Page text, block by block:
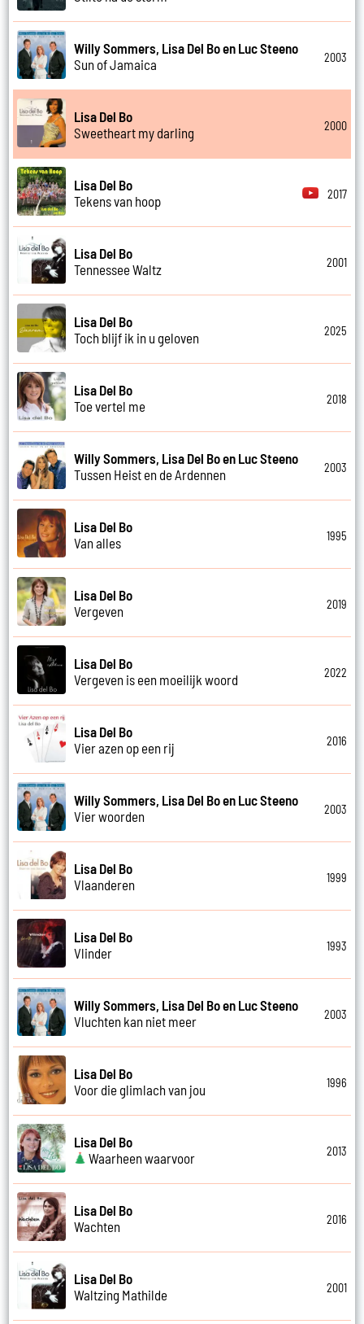
Willy Sommers, Lisa Del Bo en Luc Steeno
Sun of Jamaica
2003
Lisa Del Bo
Sweetheart my darling
2000
Lisa Del Bo
Tekens van hoop
2017
Lisa Del Bo
Tennessee Waltz
2001
Lisa Del Bo
Toch blijf ik in u geloven
2025
Lisa Del Bo
Toe vertel me
2018
Willy Sommers, Lisa Del Bo en Luc Steeno
Tussen Heist en de Ardennen
2003
Lisa Del Bo
Van alles
1995
Lisa Del Bo
Vergeven
2019
Lisa Del Bo
Vergeven is een moeilijk woord
2022
Lisa Del Bo
Vier azen op een rij
2016
Willy Sommers, Lisa Del Bo en Luc Steeno
Vier woorden
2003
Lisa Del Bo
Vlaanderen
1999
Lisa Del Bo
Vlinder
1993
Willy Sommers, Lisa Del Bo en Luc Steeno
Vluchten kan niet meer
2003
Lisa Del Bo
Voor die glimlach van jou
1996
Lisa Del Bo
Waarheen waarvoor
2013
Lisa Del Bo
Wachten
2016
Lisa Del Bo
Waltzing Mathilde
2001